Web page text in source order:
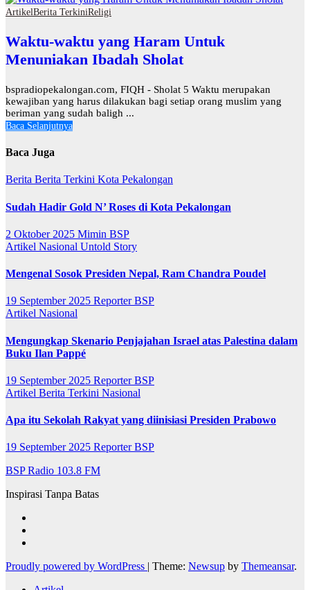
ArtikelBerita TerkiniReligi
Waktu-waktu yang Haram Untuk
Menuniakan Ibadah Sholat
bspradiopekalongan.com, FIQH - Sholat 5 Waktu merupakan
kewajiban yang harus dilakukan bagi setiap orang muslim yang
beriman yang sudah baligh ...
Baca Selanjutnya
Baca Juga
Berita Berita Terkini Kota Pekalongan
Sudah Hadir Gold N’ Roses di Kota Pekalongan
2 Oktober 2025 Mimin BSP
Artikel Nasional Untold Story
Mengenal Sosok Presiden Nepal, Ram Chandra Poudel
19 September 2025 Reporter BSP
Artikel Nasional
Mengungkap Skenario Penjajahan Israel atas Palestina dalam
Buku Ilan Pappé
19 September 2025 Reporter BSP
Artikel Berita Terkini Nasional
Apa itu Sekolah Rakyat yang diinisiasi Presiden Prabowo
19 September 2025 Reporter BSP
BSP Radio 103.8 FM
Inspirasi Tanpa Batas
Proudly powered by WordPress | Theme: Newsup by Themeansar.